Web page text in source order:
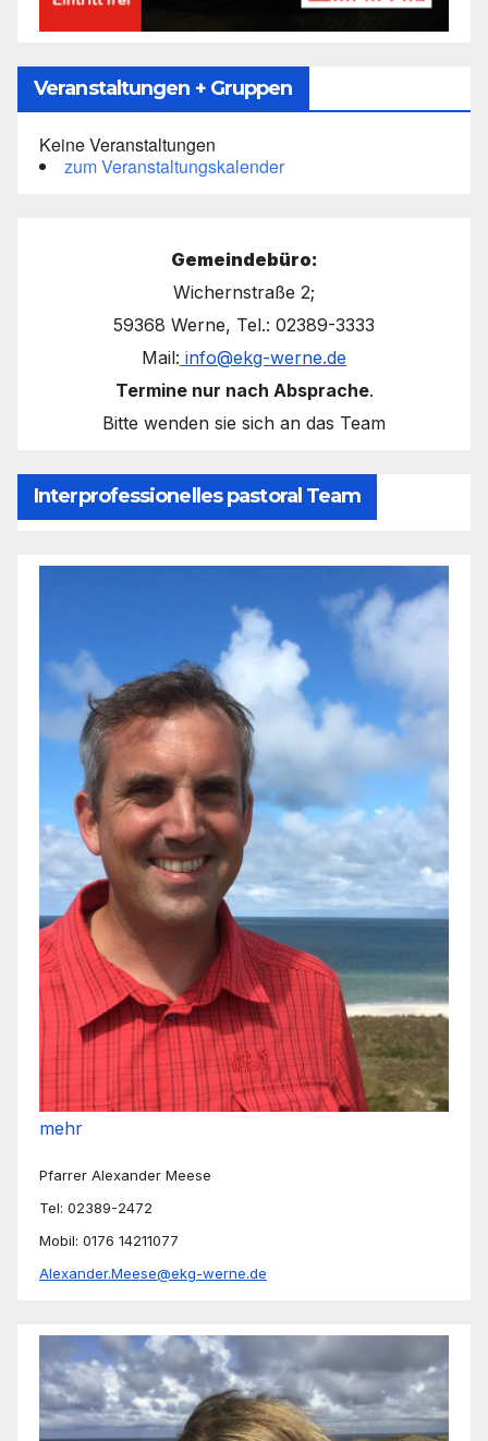
Veranstaltungen + Gruppen
Keine Veranstaltungen
zum Veranstaltungskalender
Gemeindebüro:
Wichernstraße 2;
59368 Werne, Tel.: 02389-3333
Mail: info@ekg-werne.de
Termine nur nach Absprache.
Bitte wenden sie sich an das Team
Interprofessionelles pastoral Team
mehr
Pfarrer Alexander Meese
Tel: 02389-2472
Mobil: 0176 14211077
Alexander.Meese@ekg-werne.de